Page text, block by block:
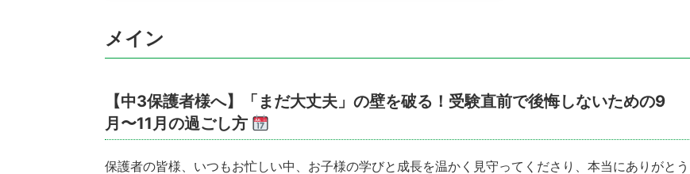
メイン
【中3保護者様へ】「まだ大丈夫」の壁を破る！受験直前で後悔しないための9
月〜11月の過ごし方
保護者の皆様、いつもお忙しい中、お子様の学びと成長を温かく見守ってくださり、本当にありがとう